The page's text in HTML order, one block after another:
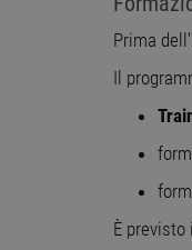
Prima
Il
È previsto il